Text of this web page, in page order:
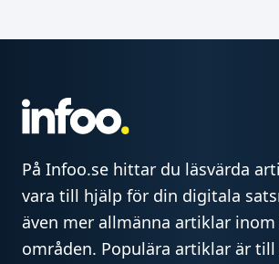
På Infoo.se hittar du läsvärda
vara till hjälp för din digitala
även mer allmänna artiklar
områden. Populära artiklar är till